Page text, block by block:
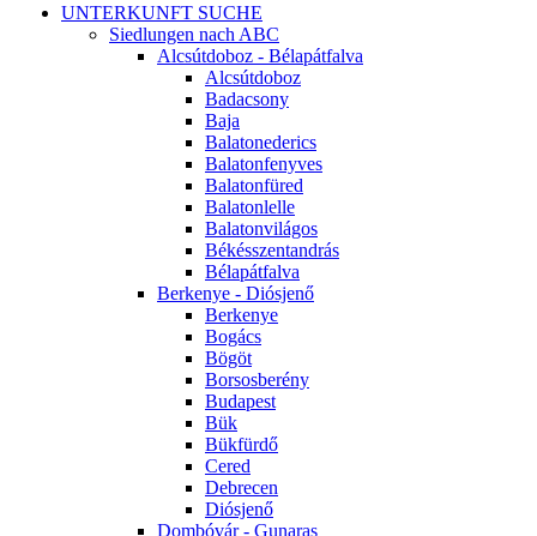
UNTERKUNFT SUCHE
Siedlungen nach ABC
Alcsútdoboz - Bélapátfalva
Alcsútdoboz
Badacsony
Baja
Balatonederics
Balatonfenyves
Balatonfüred
Balatonlelle
Balatonvilágos
Békésszentandrás
Bélapátfalva
Berkenye - Diósjenő
Berkenye
Bogács
Bögöt
Borsosberény
Budapest
Bük
Bükfürdő
Cered
Debrecen
Diósjenő
Dombóvár - Gunaras